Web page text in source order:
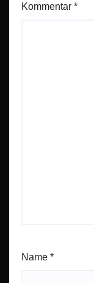
Kommentar *
Name *